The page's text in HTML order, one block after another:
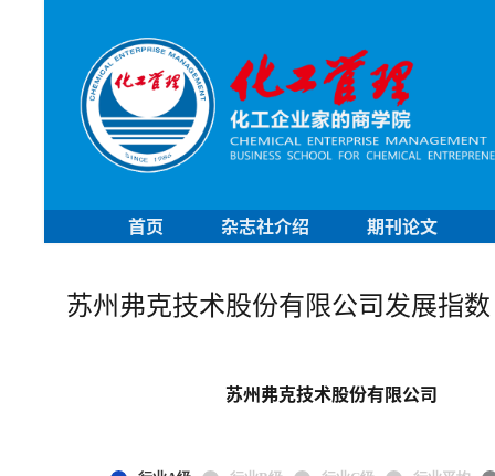
首页 杂志社介绍 期刊论文
苏州弗克技术股份有限公司发展指数
苏州弗克技术股份有限公司